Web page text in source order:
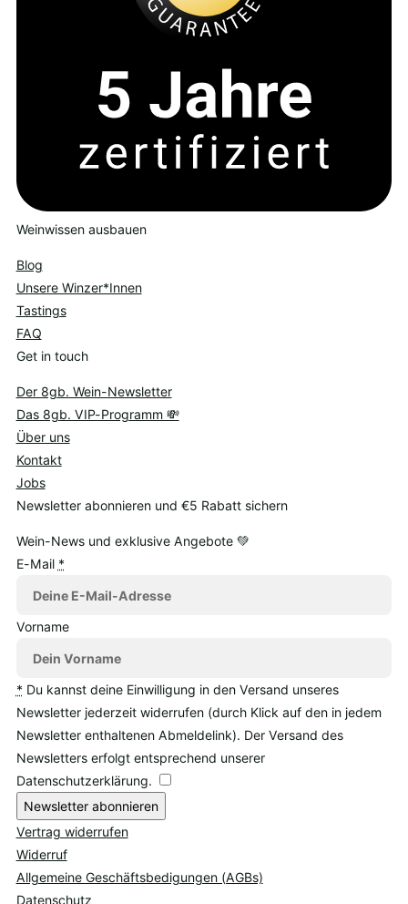
Weinwissen ausbauen
Blog
Unsere Winzer*Innen
Tastings
FAQ
Get in touch
Der 8gb. Wein-Newsletter
Das 8gb. VIP-Programm 💸
Über uns
Kontakt
Jobs
Newsletter abonnieren und €5 Rabatt sichern
Wein-News und exklusive Angebote 💚
E-Mail *
Vorname
* Du kannst deine Einwilligung in den Versand unseres
Newsletter jederzeit widerrufen (durch Klick auf den in jedem
Newsletter enthaltenen Abmeldelink). Der Versand des
Newsletters erfolgt entsprechend unserer
Datenschutzerklärung.
Newsletter abonnieren
Vertrag widerrufen
Widerruf
Allgemeine Geschäftsbedigungen (AGBs)
Datenschutz